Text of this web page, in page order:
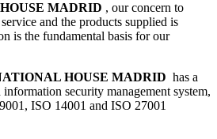
MADRID , our concern to
and the products supplied is
is the fundamental basis for our
HOUSE MADRID has a
security management system,
ISO 14001 and ISO 27001